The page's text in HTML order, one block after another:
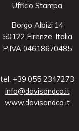
Ufficio Stampa
Borgo Albizi 14
50122 Firenze, Italia
P.IVA 04618670485
tel. +39 055 2347273
info@davisandco.it
www.davisandco.it